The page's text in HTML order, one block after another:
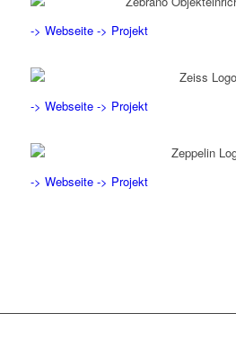
-> Webseite -> Projekt
-> Webseite -> Projekt
-> Webseite -> Projekt